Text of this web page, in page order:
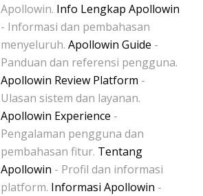
Apollowin. Info Lengkap Apollowin
- Informasi dan pembahasan
menyeluruh. Apollowin Guide -
Panduan dan referensi pengguna.
Apollowin Review Platform -
Ulasan sistem dan layanan.
Apollowin Experience -
Pengalaman pengguna dan
pembahasan fitur. Tentang
Apollowin - Profil dan informasi
platform. Informasi Apollowin -